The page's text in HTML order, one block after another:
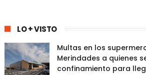
LO + VISTO
Multas en los
Merindades a quienes
confinamiento para